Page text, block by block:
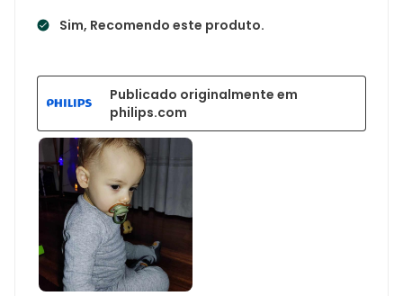
Sim, Recomendo este produto.
Publicado originalmente em
philips.com